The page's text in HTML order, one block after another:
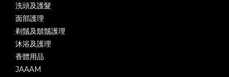
洗頭及護髮
面部護理
剃鬚及鬍鬚護理
沐浴及護理
香體用品
JAAAM